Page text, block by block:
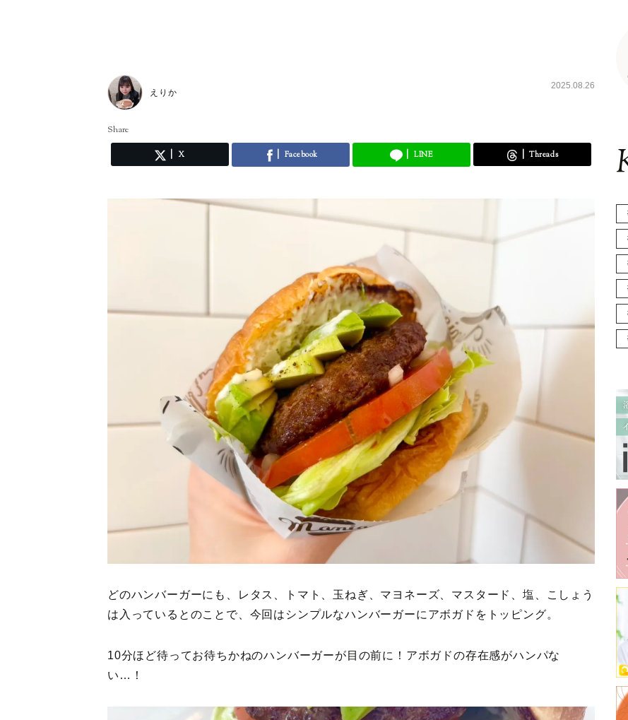
えりか
2025.08.26
Share
X Facebook LINE Threads
どのハンバーガーにも、レタス、トマト、玉ねぎ、マヨネーズ、マスタード、塩、こしょう
は入っているとのことで、今回はシンプルなハンバーガーにアボガドをトッピング。
10分ほど待ってお待ちかねのハンバーガーが目の前に！アボガドの存在感がハンパな
い…！